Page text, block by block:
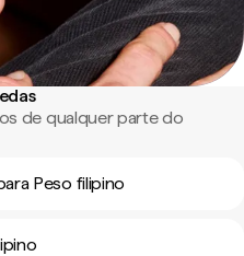
de qualquer parte do
Peso filipino